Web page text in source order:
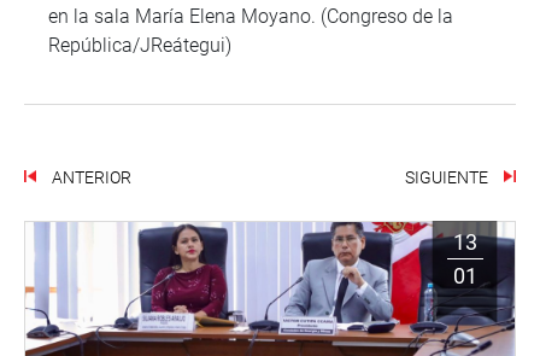
en la sala María Elena Moyano. (Congreso de la
República/JReátegui)
ANTERIOR SIGUIENTE
13
01